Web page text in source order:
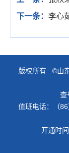
下一条： 李心
版权所有 ©山
查
值班电话：（
开通时间